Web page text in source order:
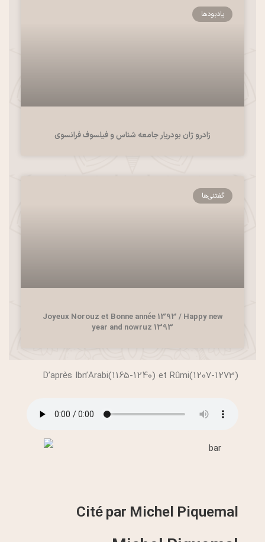
یادبودها
زادرو ژان بودریار جامعه شناس و فیلسوف فرانسوی
گفتنی‌ها
Joyeux Norouz et Bonne année 1393 / Happy new
year and nowruz 1393
D’après Ibn’Arabi(1165-1240) et Rûmi(1207-1273)
Cité par Michel Piquemal